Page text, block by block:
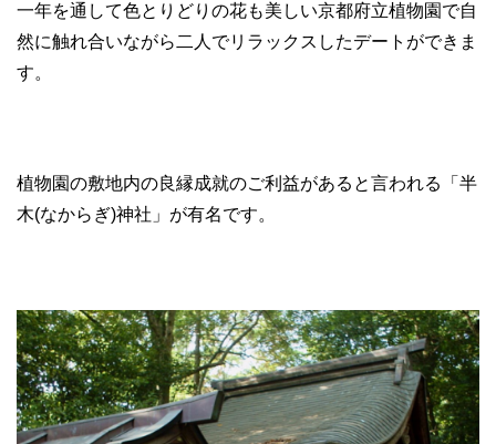
一年を通して色とりどりの花も美しい京都府立植物園で自
然に触れ合いながら二人でリラックスしたデートができま
す。
植物園の敷地内の良縁成就のご利益があると言われる「半
木(なからぎ)神社」が有名です。